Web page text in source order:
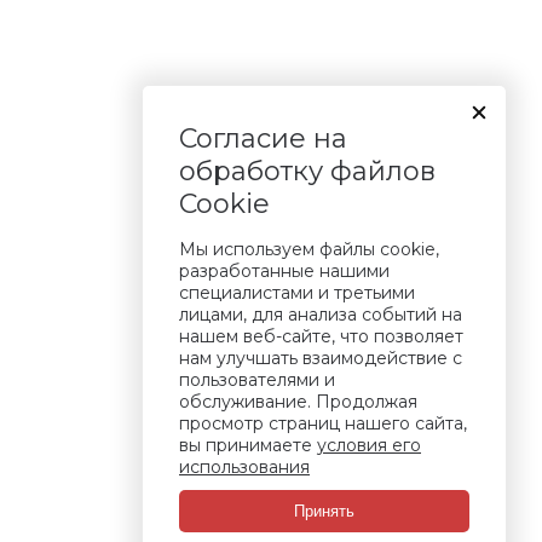
Согласие на
обработку файлов
Cookie
Мы используем файлы cookie,
разработанные нашими
специалистами и третьими
лицами, для анализа событий на
нашем веб-сайте, что позволяет
нам улучшать взаимодействие с
пользователями и
обслуживание. Продолжая
просмотр страниц нашего сайта,
вы принимаете условия его
использования
Принять